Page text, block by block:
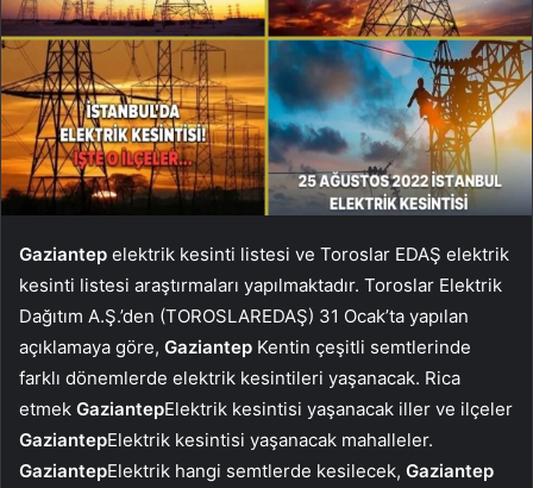
Gaziantep elektrik kesinti listesi ve Toroslar EDAŞ elektrik
kesinti listesi araştırmaları yapılmaktadır. Toroslar Elektrik
Dağıtım A.Ş.’den (TOROSLAREDAŞ) 31 Ocak’ta yapılan
açıklamaya göre, Gaziantep Kentin çeşitli semtlerinde
farklı dönemlerde elektrik kesintileri yaşanacak. Rica
etmek GaziantepElektrik kesintisi yaşanacak iller ve ilçeler
GaziantepElektrik kesintisi yaşanacak mahalleler.
GaziantepElektrik hangi semtlerde kesilecek, Gaziantep